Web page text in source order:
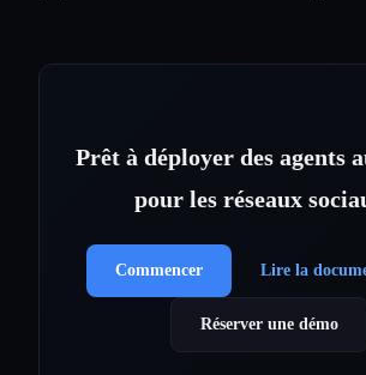
Prêt à déployer des agents
pour les réseaux
Commencer Lire la
Réserver une démo